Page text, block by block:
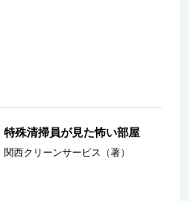
特殊清掃員が見た怖い部屋
関西クリーンサービス（著）